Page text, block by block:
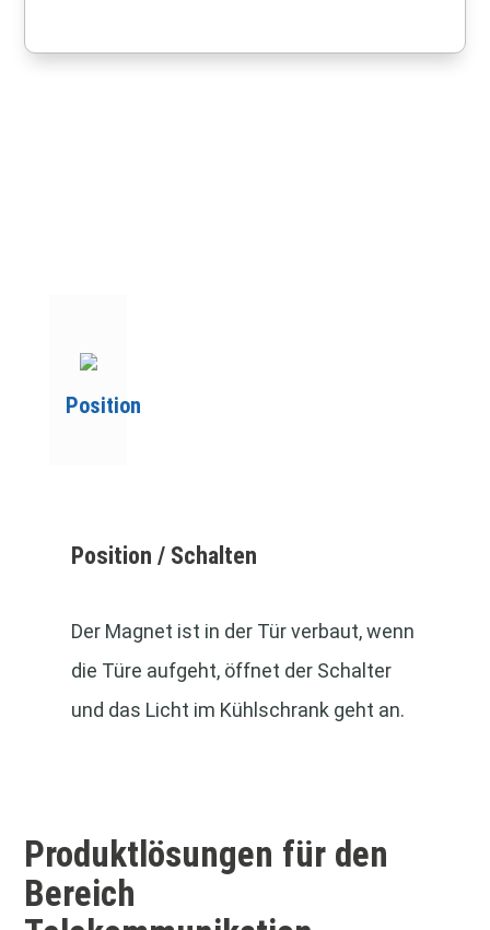
Position
Position / Schalten
Der Magnet ist in der Tür verbaut, wenn
die Türe aufgeht, öffnet der Schalter
und das Licht im Kühlschrank geht an.
Produktlösungen für den
Bereich